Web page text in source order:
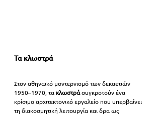
Τα κλωστρά
Στον αθηναϊκό μοντερνισμό των δεκαετιών
1950–1970, τα κλωστρά συγκροτούν ένα
κρίσιμο αρχιτεκτονικό εργαλείο που υπερβαίνει
τη διακοσμητική λειτουργία και δρα ως